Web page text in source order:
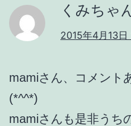
くみちゃ
2015年4月13
mamiさん、コメント
(*^^*)
mamiさんも是非うち